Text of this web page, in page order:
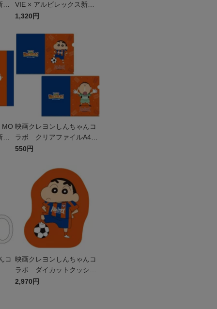
VIE × アルビレックス新
潟 巾着
1,320円
MO 映画クレヨンしんちゃんコ
ラボ クリアファイルA4
2枚セット
550円
コ
映画クレヨンしんちゃんコ
ラボ ダイカットクッショ
ン
2,970円